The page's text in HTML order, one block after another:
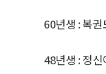
60년생 : 복
48년생 : 정